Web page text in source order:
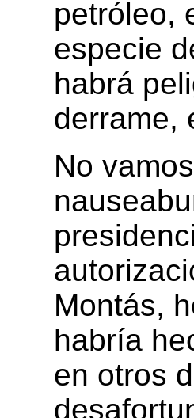
petróleo,
especie
habrá
derrame,
No
Montás,
habría
en otros